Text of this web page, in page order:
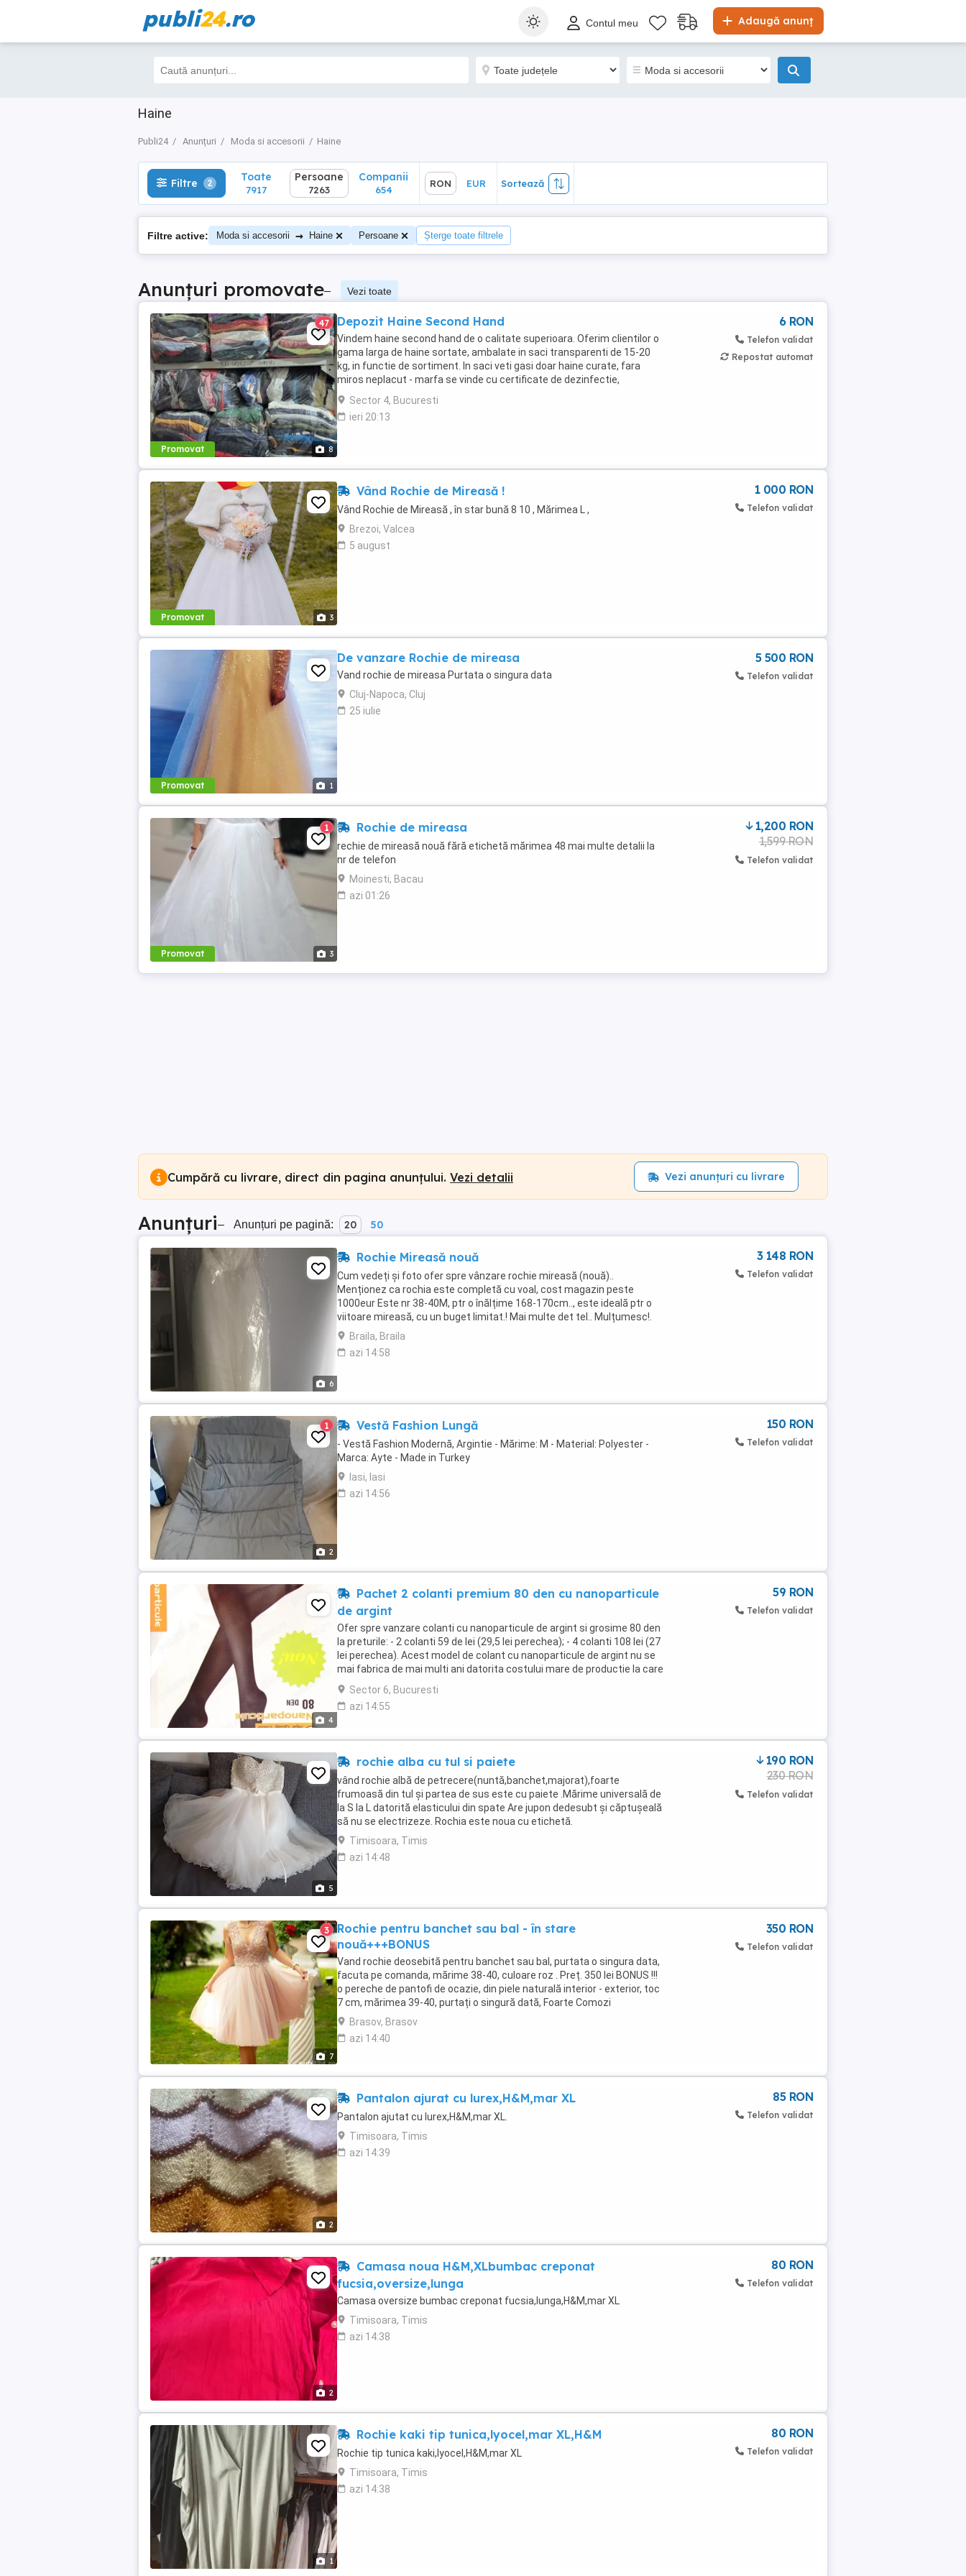
publi24.ro Adaugă anunț
Contul meu
Haine
Publi24 Anunțuri Moda si accesorii Haine
Filtre 2 Toate
7917
Sortează
Filtre 2 Toate
7917
Persoane
7263
Companii
654
RON EUR Sortează
Filtre active: Moda si accesorii → Haine Persoane Șterge toate filtrele
Anunțuri promovate– Vezi toate
Promovat 8
47 Depozit Haine Second Hand
Vindem haine second hand de o calitate superioara. Oferim clientilor o
gama larga de haine sortate, ambalate in saci transparenti de 15-20
kg, in functie de sortiment. In saci veti gasi doar haine curate, fara
miros neplacut - marfa se vinde cu certificate de dezinfectie,
dezinsectie, curatare. Transport ...
Sector 4, Bucuresti
ieri 20:13
6 RON
Telefon validat
Repostat automat
Promovat 3
Vând Rochie de Mireasă !
Vând Rochie de Mireasă , în star bună 8 10 , Mărimea L ,
Brezoi, Valcea
5 august
1 000 RON
Telefon validat
Promovat 1
De vanzare Rochie de mireasa
Vand rochie de mireasa Purtata o singura data
Cluj-Napoca, Cluj
25 iulie
5 500 RON
Telefon validat
Promovat 3
1 Rochie de mireasa
rechie de mireasă nouă fără etichetă mărimea 48 mai multe detalii la
nr de telefon
Moinesti, Bacau
azi 01:26
1,200 RON
1,599 RON
Telefon validat
Cumpără cu livrare, direct din pagina anunțului. Vezi detalii Vezi anunțuri cu livrare
Anunțuri– Anunțuri pe pagină: 20 50
6
Rochie Mireasă nouă
Cum vedeți și foto ofer spre vânzare rochie mireasă (nouă)..
Menționez ca rochia este completă cu voal, cost magazin peste
1000eur Este nr 38-40M, ptr o înălțime 168-170cm.., este ideală ptr o
viitoare mireasă, cu un buget limitat.! Mai multe det tel.. Mulțumesc!.
Braila, Braila
azi 14:58
3 148 RON
Telefon validat
2
1 Vestă Fashion Lungă
- Vestă Fashion Modernă, Argintie - Mărime: M - Material: Polyester -
Marca: Ayte - Made in Turkey
Iasi, Iasi
azi 14:56
150 RON
Telefon validat
4
Pachet 2 colanti premium 80 den cu nanoparticule
de argint
Ofer spre vanzare colanti cu nanoparticule de argint si grosime 80 den
la preturile: - 2 colanti 59 de lei (29,5 lei perechea); - 4 colanti 108 lei (27
lei perechea). Acest model de colant cu nanoparticule de argint nu se
mai fabrica de mai multi ani datorita costului mare de productie la care
producatorul ...
Sector 6, Bucuresti
azi 14:55
59 RON
Telefon validat
5
rochie alba cu tul si paiete
vând rochie albă de petrecere(nuntă,banchet,majorat),foarte
frumoasă din tul și partea de sus este cu paiete .Mărime universală de
la S la L datorită elasticului din spate Are jupon dedesubt și căptușeală
să nu se electrizeze. Rochia este noua cu etichetă.
Timisoara, Timis
azi 14:48
190 RON
230 RON
Telefon validat
7
3
Rochie pentru banchet sau bal - în stare
nouă+++BONUS
Vand rochie deosebită pentru banchet sau bal, purtata o singura data,
facuta pe comanda, mărime 38-40, culoare roz . Preț. 350 lei BONUS !!!
o pereche de pantofi de ocazie, din piele naturală interior - exterior, toc
7 cm, mărimea 39-40, purtați o singură dată, Foarte Comozi
Brasov, Brasov
azi 14:40
350 RON
Telefon validat
2
Pantalon ajurat cu lurex,H&M,mar XL
Pantalon ajutat cu lurex,H&M,mar XL.
Timisoara, Timis
azi 14:39
85 RON
Telefon validat
2
Camasa noua H&M,XLbumbac creponat
fucsia,oversize,lunga
Camasa oversize bumbac creponat fucsia,lunga,H&M,mar XL
Timisoara, Timis
azi 14:38
80 RON
Telefon validat
1
Rochie kaki tip tunica,lyocel,mar XL,H&M
Rochie tip tunica kaki,lyocel,H&M,mar XL
Timisoara, Timis
azi 14:38
80 RON
Telefon validat